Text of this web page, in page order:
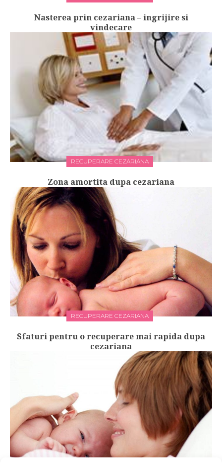
Nasterea prin cezariana – ingrijire si
vindecare
RECUPERARE CEZARIANA
Zona amortita dupa cezariana
RECUPERARE CEZARIANA
Sfaturi pentru o recuperare mai rapida dupa
cezariana